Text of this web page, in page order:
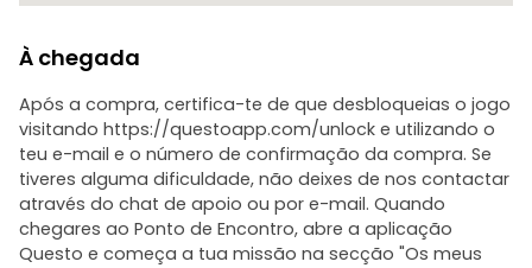
À chegada
Após a compra, certifica-te de que desbloqueias o jogo
visitando https://questoapp.com/unlock e utilizando o
teu e-mail e o número de confirmação da compra. Se
tiveres alguma dificuldade, não deixes de nos contactar
através do chat de apoio ou por e-mail. Quando
chegares ao Ponto de Encontro, abre a aplicação
Questo e começa a tua missão na secção "Os meus